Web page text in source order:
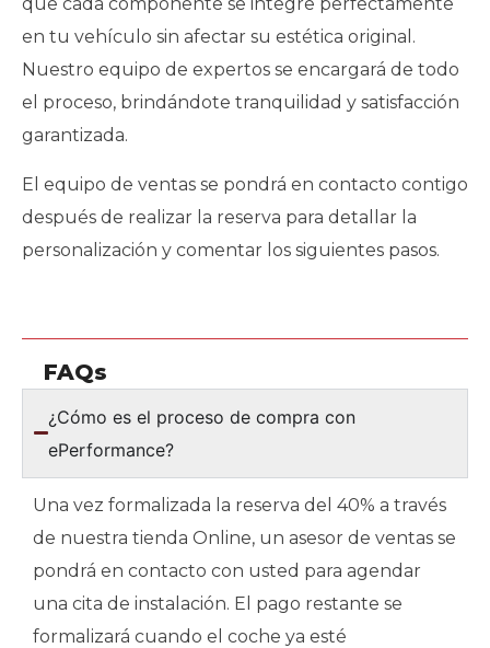
en tu vehículo sin afectar su estética original.
Nuestro equipo de expertos se encargará de todo
el proceso, brindándote tranquilidad y satisfacción
garantizada.
El equipo de ventas se pondrá en contacto contigo
después de realizar la reserva para detallar la
personalización y comentar los siguientes pasos.
FAQs
¿Cómo es el proceso de compra con
ePerformance?
Una vez formalizada la reserva del 40% a través
de nuestra tienda Online, un asesor de ventas se
pondrá en contacto con usted para agendar
una cita de instalación. El pago restante se
formalizará cuando el coche ya esté